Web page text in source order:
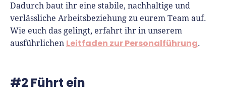
Dadurch baut ihr eine stabile, nachhaltige und
verlässliche Arbeitsbeziehung zu eurem Team auf.
Wie euch das gelingt, erfahrt ihr in unserem
ausführlichen Leitfaden zur Personalführung.
#2 Führt ein